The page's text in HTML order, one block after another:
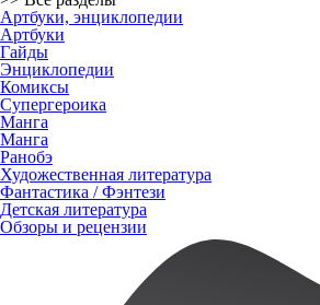
Артбуки, энциклопедии
Артбуки
Гайды
Энциклопедии
Комиксы
Супергероика
Манга
Манга
Ранобэ
Художественная литература
Фантастика / Фэнтези
Детская литература
Обзоры и рецензии